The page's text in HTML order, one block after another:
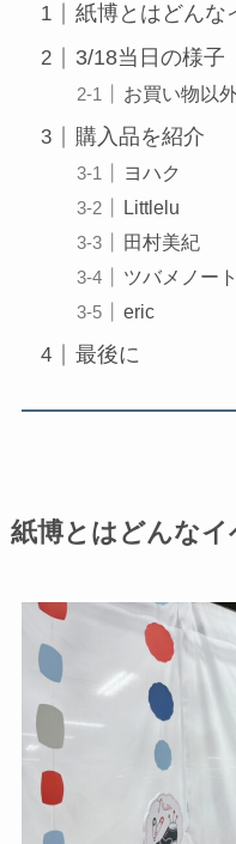
紙博とはどんな
3/18当日の様子
お買い物以
購入品を紹介
ヨハク
Littlelu
田村美紀
ツバメノート
eric
最後に
紙博とはどんなイ